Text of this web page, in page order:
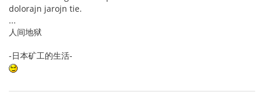
dolorajn jarojn tie.
...
人间地狱
-日本矿工的生活-